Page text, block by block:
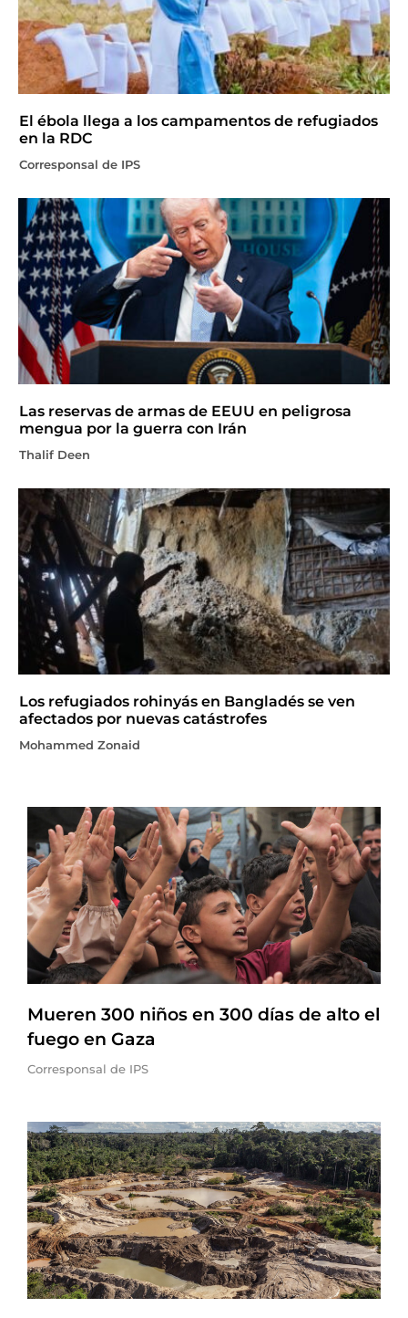
El ébola llega a los campamentos de refugiados
en la RDC
Corresponsal de IPS
Las reservas de armas de EEUU en peligrosa
mengua por la guerra con Irán
Thalif Deen
Los refugiados rohinyás en Bangladés se ven
afectados por nuevas catástrofes
Mohammed Zonaid
Mueren 300 niños en 300 días de alto el
fuego en Gaza
Corresponsal de IPS